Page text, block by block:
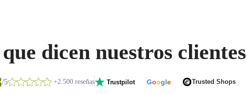
dicen nuestros clientes
/5 +2.500 reseñas Trustpilot Google Trusted Shops